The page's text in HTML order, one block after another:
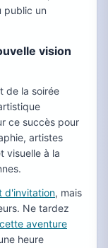
public un
vision
de la soirée
ce succès pour
artistes
visuelle à la
d'invitation, mais
Ne tardez
cette aventure
heure